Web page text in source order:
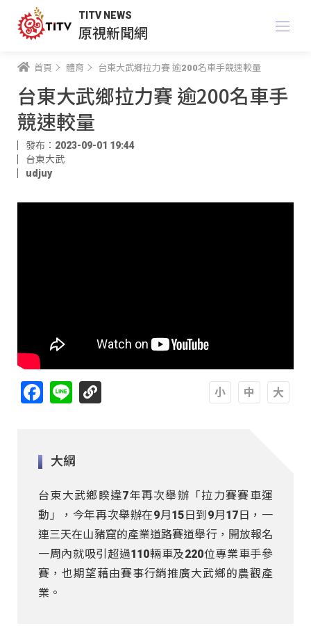
TITV NEWS
原視新聞網
首頁 體育 台東大武鄉拉力賽 逾200名車手競速較量
台東大武鄉拉力賽 逾200名車手
競速較量
發布：2023-09-01 19:44
台東大武
udjuy
Facebook
Line
大綱
台東大武鄉睽違7年再次舉辦「拉力賽賽車運
動」，今年再次舉辦在9月15日到9月17日，一
連三天在山豬窟的產業道路賽道舉行，開放報名
一周內就吸引超過110輛車及220位專業車手參
賽，也期望藉由賽事行銷推廣大武鄉的農觀產
業。